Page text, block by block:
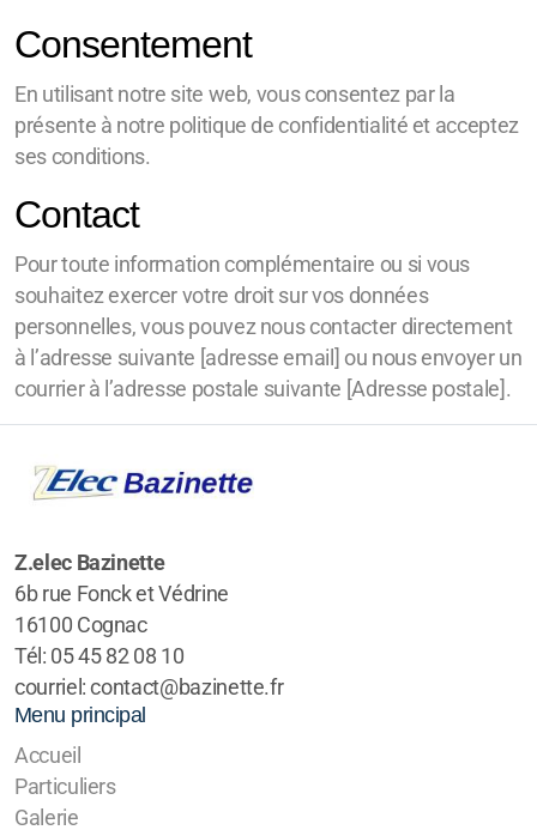
Consentement
En utilisant notre site web, vous consentez par la
présente à notre politique de confidentialité et acceptez
ses conditions.
Contact
Pour toute information complémentaire ou si vous
souhaitez exercer votre droit sur vos données
personnelles, vous pouvez nous contacter directement
à l’adresse suivante [adresse email] ou nous envoyer un
courrier à l’adresse postale suivante [Adresse postale].
Z.elec Bazinette
6b rue Fonck et Védrine
16100 Cognac
Tél: 05 45 82 08 10
courriel: contact@bazinette.fr
Menu principal
Accueil
Particuliers
Galerie